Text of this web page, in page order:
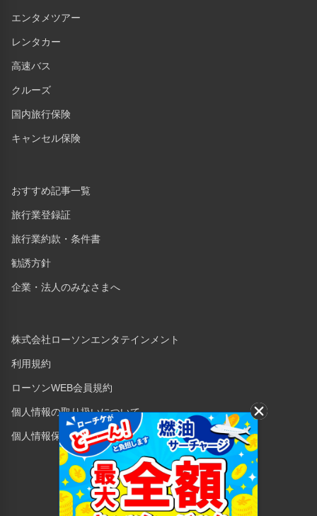
エンタメツアー
レンタカー
高速バス
クルーズ
国内旅行保険
キャンセル保険
おすすめ記事一覧
旅行業登録証
旅行業約款・条件書
勧誘方針
企業・法人のみなさまへ
株式会社ローソンエンタテインメント
利用規約
ローソンWEB会員規約
個人情報の取り扱いについて
個人情報保護方針
Copyright © 1998 Lawson Entertainment, Inc.